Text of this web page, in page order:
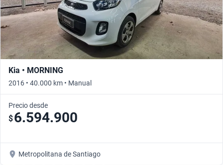
Kia • MORNING
2016 • 40.000 km • Manual
Precio desde
$6.594.900
Metropolitana de Santiago